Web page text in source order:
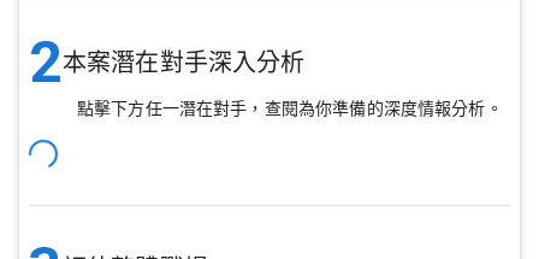
2本案潛在對手深入分析
點擊下方任一潛在對手，查閱為你準備的深度情報分析。